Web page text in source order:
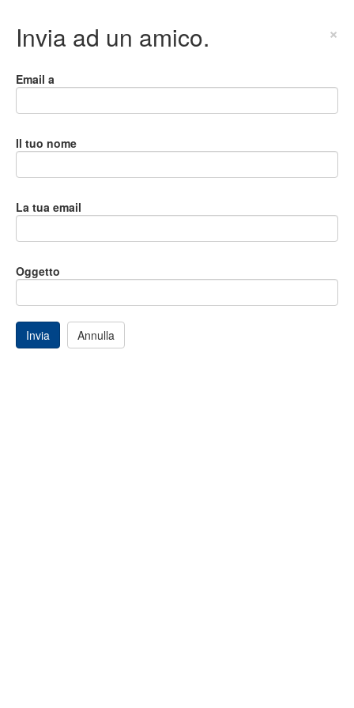
Invia ad un amico. ×
Email a
Il tuo nome
La tua email
Oggetto
Invia Annulla